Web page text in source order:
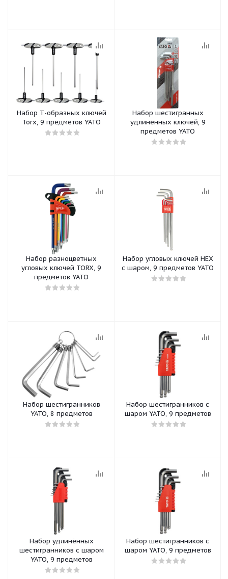
Набор Т-образных ключей
Torx, 9 предметов YATO
Набор шестигранных
удлинённых ключей, 9
предметов YATO
Набор разноцветных
угловых ключей TORX, 9
предметов YATO
Набор угловых ключей HEX
с шаром, 9 предметов YATO
Набор шестигранников
YATO, 8 предметов
Набор шестигранников с
шаром YATO, 9 предметов
Набор удлинённых
шестигранников с шаром
YATO, 9 предметов
Набор шестигранников с
шаром YATO, 9 предметов